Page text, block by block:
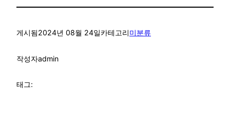
게시됨2024년 08월 24일카테고리미분류
작성자admin
태그: